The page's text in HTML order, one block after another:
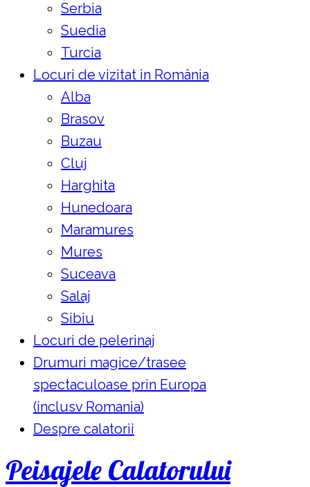
Serbia
Suedia
Turcia
Locuri de vizitat in România
Alba
Brasov
Buzau
Cluj
Harghita
Hunedoara
Maramures
Mures
Suceava
Salaj
Sibiu
Locuri de pelerinaj
Drumuri magice/trasee
spectaculoase prin Europa
(inclusv Romania)
Despre calatorii
Peisajele Calatorului